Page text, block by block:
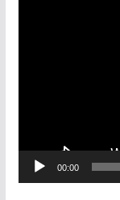
V
00:00